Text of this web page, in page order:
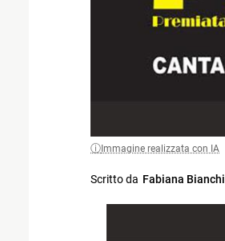
Immagine realizzata con IA
Scritto da Fabiana Bianchi